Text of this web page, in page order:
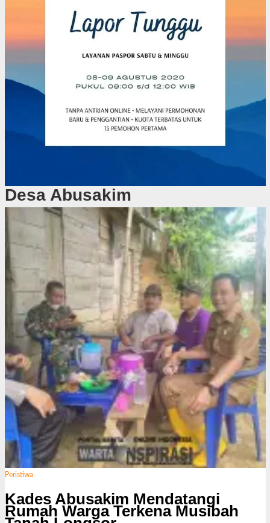
Desa Abusakim
Peristiwa
Kades Abusakim Mendatangi
Rumah Warga Terkena Musibah